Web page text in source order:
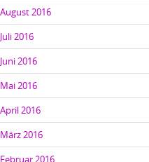
August 2016
Juli 2016
Juni 2016
Mai 2016
April 2016
März 2016
Februar 2016